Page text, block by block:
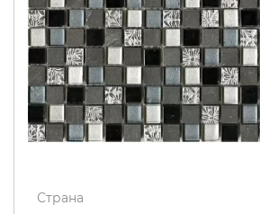
Страна